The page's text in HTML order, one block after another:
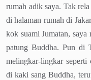
rumah adik saya. Tak
di halaman rumah di
kok suami Jumatan, saya
patung Buddha. Pun di
melingkar-lingkar
di kaki sang Buddha,